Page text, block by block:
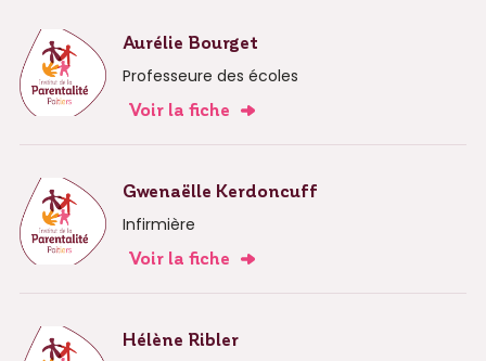
Aurélie Bourget
Professeure des écoles
Voir la fiche
Gwenaëlle Kerdoncuff
Infirmière
Voir la fiche
Hélène Ribler